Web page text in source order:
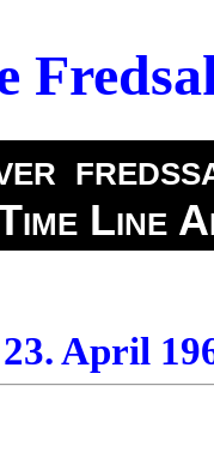
Line
23. April